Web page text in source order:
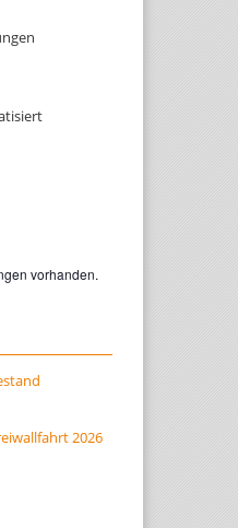
vorhanden.
2026